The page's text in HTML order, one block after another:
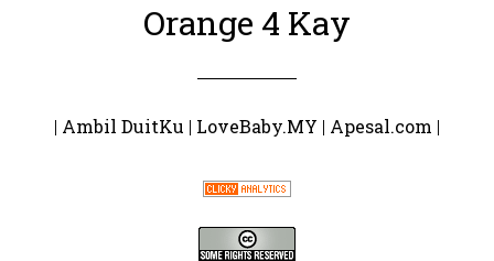
Orange 4 Kay
| Ambil DuitKu | LoveBaby.MY | Apesal.com |